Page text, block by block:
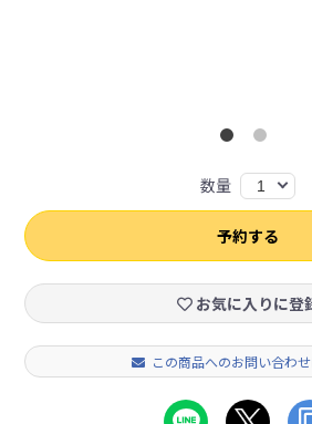
数量 1
予約する
お気に入りに登
この商品へのお問い合わ